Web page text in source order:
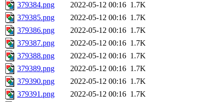
379384.png
2022-05-12 00:16 1.7K
379385.png
2022-05-12 00:16 1.7K
379386.png
2022-05-12 00:16 1.7K
379387.png
2022-05-12 00:16 1.7K
379388.png
2022-05-12 00:16 1.7K
379389.png
2022-05-12 00:16 1.7K
379390.png
2022-05-12 00:16 1.7K
379391.png
2022-05-12 00:16 1.7K